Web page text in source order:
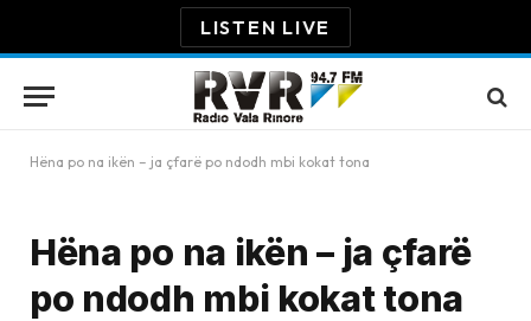
LISTEN LIVE
Hëna po na ikën – ja çfarë po ndodh mbi kokat tona
Hëna po na ikën – ja çfarë
po ndodh mbi kokat tona